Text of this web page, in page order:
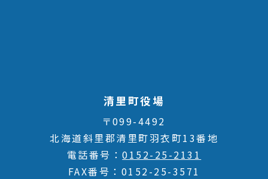
清里町役場
〒099-4492
北海道斜里郡清里町羽衣町13番地
電話番号
0152-25-2131
FAX番号
0152-25-3571